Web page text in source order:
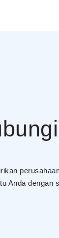
Anda